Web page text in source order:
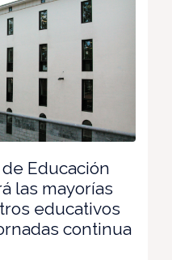
Educación
las mayorías
educativos
continua